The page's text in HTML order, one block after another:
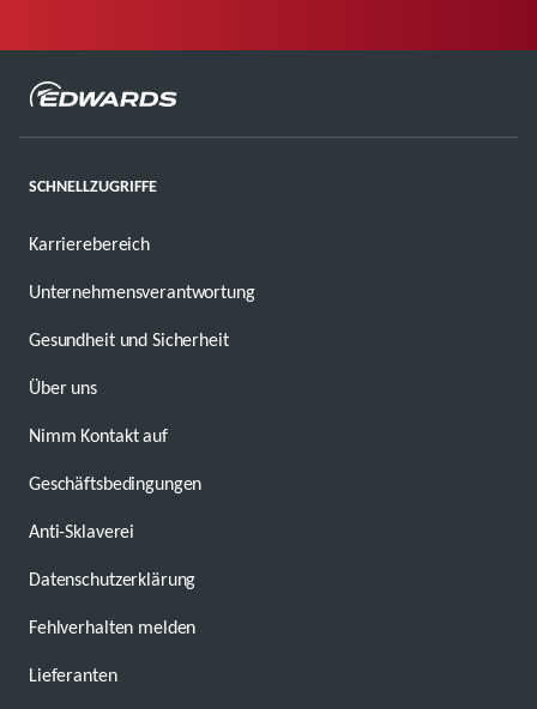
SCHNELLZUGRIFFE
Karrierebereich
Unternehmensverantwortung
Gesundheit und Sicherheit
Über uns
Nimm Kontakt auf
Geschäftsbedingungen
Anti-Sklaverei
Datenschutzerklärung
Fehlverhalten melden
Lieferanten